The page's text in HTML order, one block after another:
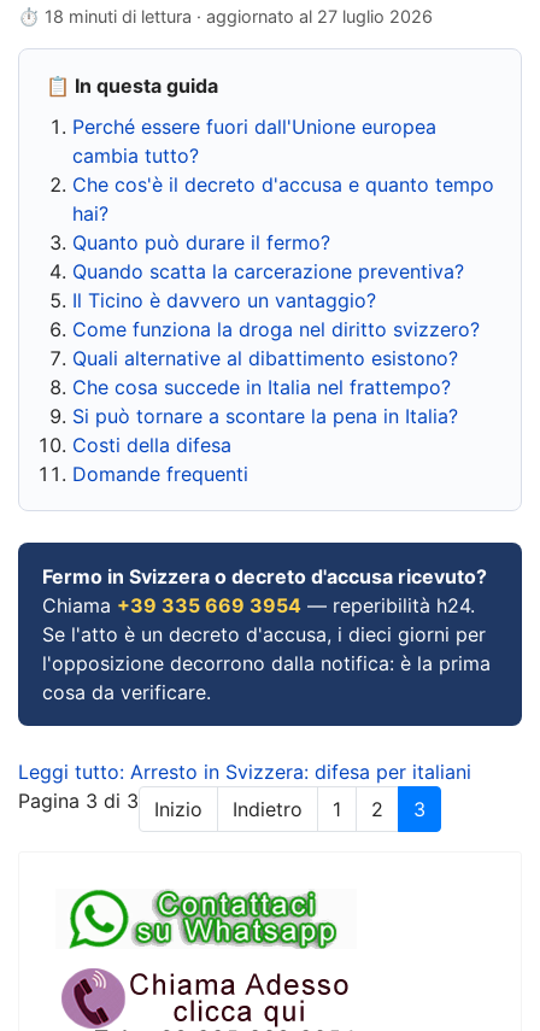
⏱ 18 minuti di lettura · aggiornato al 27 luglio 2026
📋 In questa guida
Perché essere fuori dall'Unione europea
cambia tutto?
Che cos'è il decreto d'accusa e quanto tempo
hai?
Quanto può durare il fermo?
Quando scatta la carcerazione preventiva?
Il Ticino è davvero un vantaggio?
Come funziona la droga nel diritto svizzero?
Quali alternative al dibattimento esistono?
Che cosa succede in Italia nel frattempo?
Si può tornare a scontare la pena in Italia?
Costi della difesa
Domande frequenti
Fermo in Svizzera o decreto d'accusa ricevuto?
Chiama +39 335 669 3954 — reperibilità h24.
Se l'atto è un decreto d'accusa, i dieci giorni per
l'opposizione decorrono dalla notifica: è la prima
cosa da verificare.
Leggi tutto: Arresto in Svizzera: difesa per italiani
Pagina 3 di 3
Inizio Indietro 1 2 3